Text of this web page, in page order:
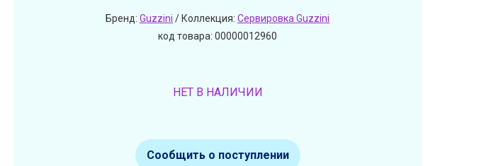
Бренд: Guzzini / Коллекция: Сервировка Guzzini
код товара: 00000012960
НЕТ В НАЛИЧИИ
Сообщить о поступлении